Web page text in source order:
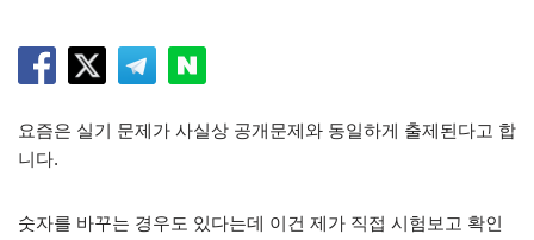
요즘은 실기 문제가 사실상 공개문제와 동일하게 출제된다고 합
니다.
숫자를 바꾸는 경우도 있다는데 이건 제가 직접 시험보고 확인